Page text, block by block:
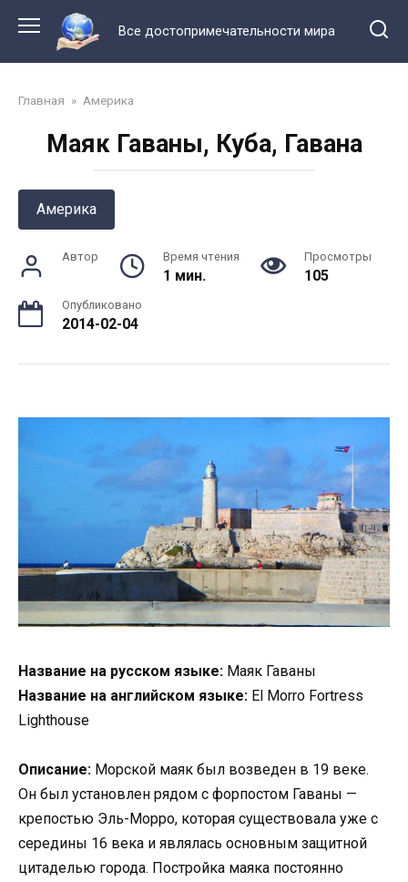
контенту
Все достопримечательности мира
Главная » Америка
Маяк Гаваны, Куба, Гавана
Америка
Автор Время чтения
1 мин.
Просмотры
105
Опубликовано
2014-02-04
Название на русском языке: Маяк Гаваны
Название на английском языке: El Morro Fortress
Lighthouse
Описание: Морской маяк был возведен в 19 веке.
Он был установлен рядом с форпостом Гаваны —
крепостью Эль-Морро, которая существовала уже с
середины 16 века и являлась основным защитной
цитаделью города. Постройка маяка постоянно